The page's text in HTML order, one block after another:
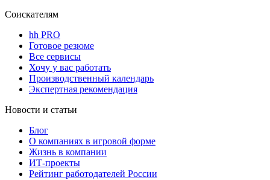
Соискателям
hh PRO
Готовое резюме
Все сервисы
Хочу у вас работать
Производственный календарь
Экспертная рекомендация
Новости и статьи
Блог
О компаниях в игровой форме
Жизнь в компании
ИТ-проекты
Рейтинг работодателей России